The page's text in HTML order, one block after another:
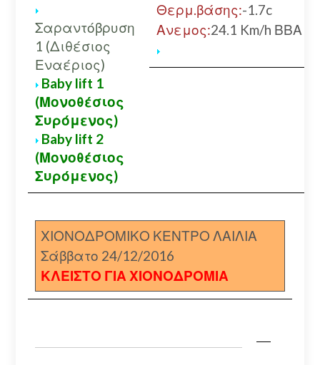
Σαραντόβρυση
1 (Διθέσιος
Εναέριος)
Baby lift 1
(Μονοθέσιος
Συρόμενος)
Baby lift 2
(Μονοθέσιος
Συρόμενος)
Θερμ.βάσης:-1.7c
Ανεμος:24.1 Km/h ΒΒΑ
ΧΙΟΝΟΔΡΟΜΙΚΟ ΚΕΝΤΡΟ ΛΑΙΛΙΑ
Σάββατο 24/12/2016
ΚΛΕΙΣΤΟ ΓΙΑ ΧΙΟΝΟΔΡΟΜΙΑ